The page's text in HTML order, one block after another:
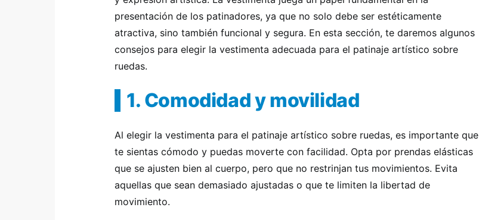
presentación de los patinadores, ya que no solo debe ser estéticamente
atractiva, sino también funcional y segura. En esta sección, te daremos algunos
consejos para elegir la vestimenta adecuada para el patinaje artístico sobre
ruedas.
1. Comodidad y movilidad
Al elegir la vestimenta para el patinaje artístico sobre ruedas, es importante que
te sientas cómodo y puedas moverte con facilidad. Opta por prendas elásticas
que se ajusten bien al cuerpo, pero que no restrinjan tus movimientos. Evita
aquellas que sean demasiado ajustadas o que te limiten la libertad de
movimiento.